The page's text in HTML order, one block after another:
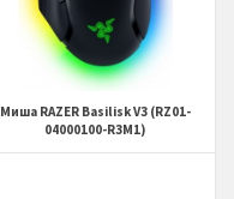
Миша RAZER Basilisk V3 (RZ01-
04000100-R3M1)